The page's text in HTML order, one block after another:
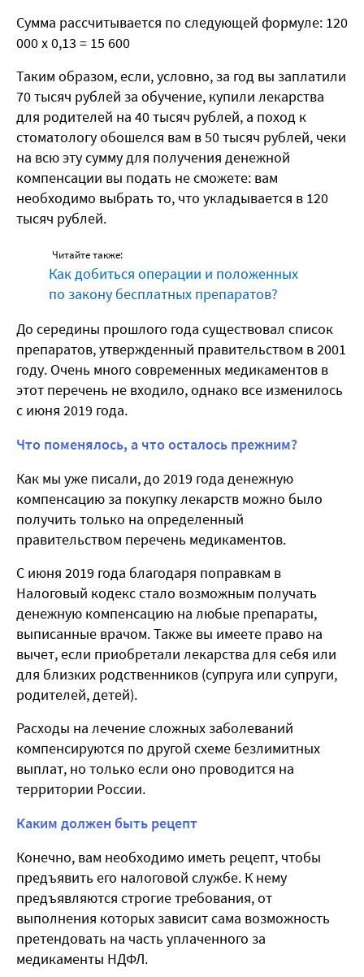
Сумма рассчитывается по следующей формуле: 120
000 х 0,13 = 15 600
Таким образом, если, условно, за год вы заплатили
70 тысяч рублей за обучение, купили лекарства
для родителей на 40 тысяч рублей, а поход к
стоматологу обошелся вам в 50 тысяч рублей, чеки
на всю эту сумму для получения денежной
компенсации вы подать не сможете: вам
необходимо выбрать то, что укладывается в 120
тысяч рублей.
Читайте также:
Как добиться операции и положенных
по закону бесплатных препаратов?
До середины прошлого года существовал список
препаратов, утвержденный правительством в 2001
году. Очень много современных медикаментов в
этот перечень не входило, однако все изменилось
с июня 2019 года.
Что поменялось, а что осталось прежним?
Как мы уже писали, до 2019 года денежную
компенсацию за покупку лекарств можно было
получить только на определенный
правительством перечень медикаментов.
С июня 2019 года благодаря поправкам в
Налоговый кодекс стало возможным получать
денежную компенсацию на любые препараты,
выписанные врачом. Также вы имеете право на
вычет, если приобретали лекарства для себя или
для близких родственников (супруга или супруги,
родителей, детей).
Расходы на лечение сложных заболеваний
компенсируются по другой схеме безлимитных
выплат, но только если оно проводится на
территории России.
Каким должен быть рецепт
Конечно, вам необходимо иметь рецепт, чтобы
предъявить его налоговой службе. К нему
предъявляются строгие требования, от
выполнения которых зависит сама возможность
претендовать на часть уплаченного за
медикаменты НДФЛ.